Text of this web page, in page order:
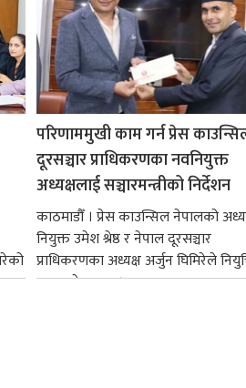
परिणाममुखी काम गर्न प्रेस
दूरसञ्चार प्राधिकरणका नवनियुक्त
अध्यक्षलाई सञ्चारमन्त्रीको निर्देशन
काठमाडौँ । प्रेस काउन्सिल नेपालको
नियुक्त उमेश श्रेष्ठ र नेपाल दूरसञ्चार
प्राधिकरणका अध्यक्ष अर्जुन घिमिरेले
ग्रहण गरेका छन्।...